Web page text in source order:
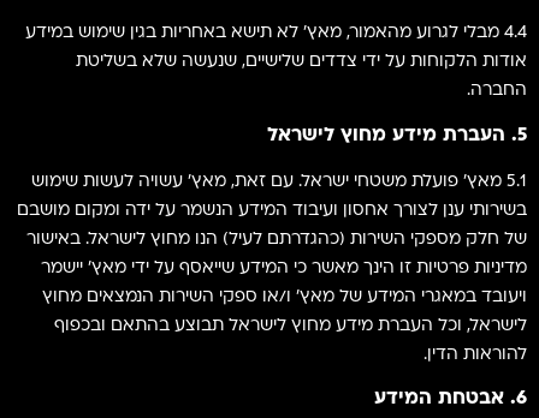
4.4 מבלי לגרוע מהאמור, מאץ' לא תישא באחריות בגין שימוש במידע
אודות הלקוחות על ידי צדדים שלישיים, שנעשה שלא בשליטת
החברה.
5. העברת מידע מחוץ לישראל
5.1 מאץ' פועלת משטחי ישראל. עם זאת, מאץ' עשויה לעשות שימוש
בשירותי ענן לצורך אחסון ועיבוד המידע הנשמר על ידה ומקום מושבם
של חלק מספקי השירות (כהגדרתם לעיל) הנו מחוץ לישראל. באישור
מדיניות פרטיות זו הינך מאשר כי המידע שייאסף על ידי מאץ' יישמר
ויעובד במאגרי המידע של מאץ' ו/או ספקי השירות הנמצאים מחוץ
לישראל, וכל העברת מידע מחוץ לישראל תבוצע בהתאם ובכפוף
להוראות הדין.
6. אבטחת המידע